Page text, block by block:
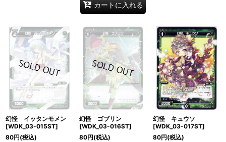
カートに入れる
幻怪 イッタンモメン
[WDK_03-015ST]
80円(税込)
幻怪 ゴブリン
[WDK_03-016ST]
80円(税込)
幻怪 キュウソ
[WDK_03-017ST]
80円(税込)